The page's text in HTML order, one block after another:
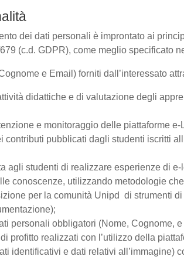
dei dati personali è improntato ai
(c.d. GDPR), come meglio specificato
e Email) forniti dall’interessato
didattiche e di valutazione degli
e monitoraggio delle piattaforme
contributi pubblicati dagli studenti iscritti
agli studenti di realizzare esperienze di
conoscenze, utilizzando metodologie
per la comunità Unipd di strumenti
personali obbligatori (Nome, Cognome,
profitto realizzati con l’utilizzo della
identificativi e dati relativi all’immagine)